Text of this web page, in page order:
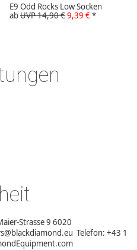
E9 Odd Rocks Low Socken
abUVP 14,90 €9,39 €*
Strasse 9 6020
Telefon: +43 1